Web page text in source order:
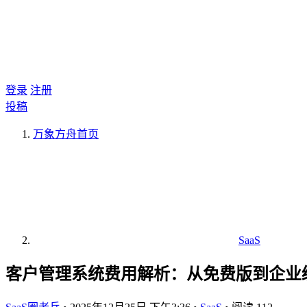
登录 注册
投稿
万象方舟首页
SaaS
客户管理系统费用解析：从免费版到企业